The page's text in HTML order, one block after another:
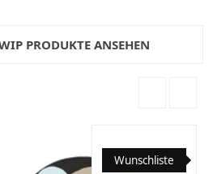
PRODUKTE ANSEHEN
Wunschliste